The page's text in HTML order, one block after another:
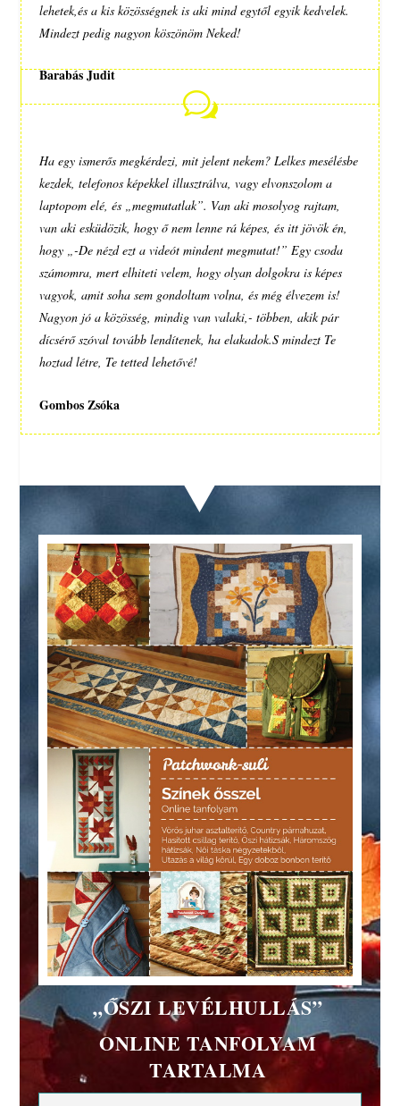
lehetek,és a kis közösségnek is aki mind egytől egyik kedvelek.
Mindezt pedig nagyon köszönöm Neked!
Barabás Judit
w
Ha egy ismerős megkérdezi, mit jelent nekem? Lelkes mesélésbe
kezdek, telefonos képekkel illusztrálva, vagy elvonszolom a
laptopom elé, és „megmutatlak”. Van aki mosolyog rajtam,
van aki esküdözik, hogy ő nem lenne rá képes, és itt jövök én,
hogy „-De nézd ezt a videót mindent megmutat!” Egy csoda
számomra, mert elhiteti velem, hogy olyan dolgokra is képes
vagyok, amit soha sem gondoltam volna, és még élvezem is!
Nagyon jó a közösség, mindig van valaki,- többen, akik pár
dícsérő szóval tovább lendítenek, ha elakadok.S mindezt Te
hoztad létre, Te tetted lehetővé!
Gombos Zsóka
„ŐSZI LEVÉLHULLÁS”
ONLINE TANFOLYAM
TARTALMA